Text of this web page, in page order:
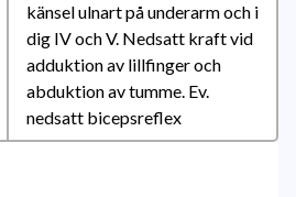
känsel ulnart på underarm och i
dig IV och V. Nedsatt kraft vid
adduktion av lillfinger och
abduktion av tumme. Ev.
nedsatt bicepsreflex